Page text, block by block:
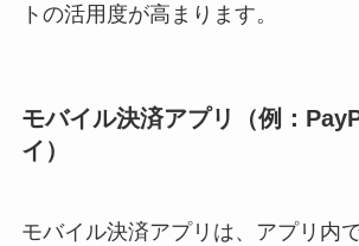
トの活用度が高まります。
モバイル決済アプリ（例：
イ）
モバイル決済アプリは、アプリ内